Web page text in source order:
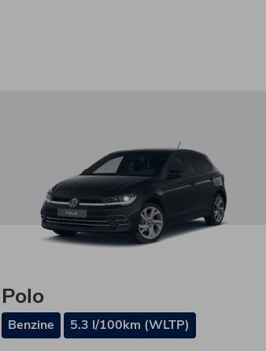
Polo
Benzine 5.3 l/100km (WLTP)